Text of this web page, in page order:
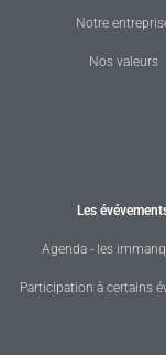
Notre
Nos valeurs
Les
Agenda - les
Participation à certains